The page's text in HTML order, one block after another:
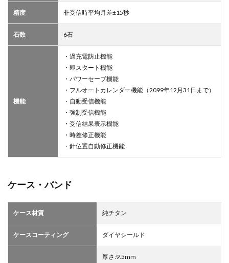
精度 非受信時平均月差±15秒
石数 6石
機能
・過充電防止機能
・即スタート機能
・パワーセーブ機能
・フルオートカレンダー機能（2099年12月31日まで）
・自動受信機能
・強制受信機能
・受信結果表示機能
・時差修正機能
・針位置自動修正機能
ケース・バンド
ケース材質 純チタン
ケースコーティング ダイヤシールド
厚さ:9.5mm